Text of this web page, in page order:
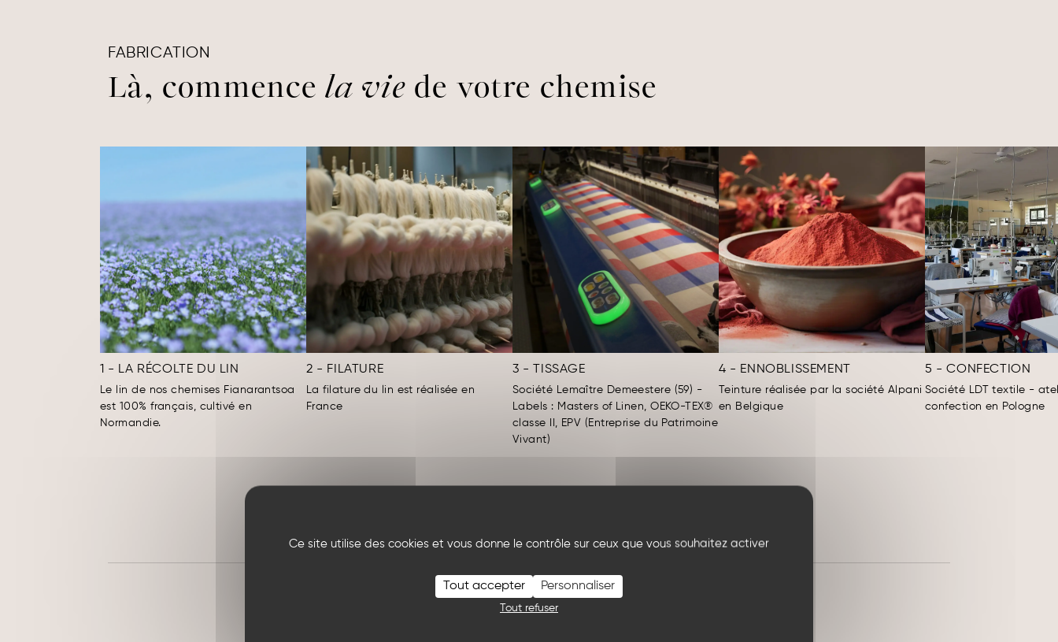
Ce site utilise des cookies et vous donne le contrôle sur ceux que vous souhaitez activer
Tout accepter
Tout refuser
Personnaliser
FABRICATION
Là, commencela vie de votre chemise
1 - LA RÉCOLTE DU LIN
Le lin de nos chemises Fianarantsoa
est 100% français, cultivé en
Normandie.
2 - FILATURE
La filature du lin est réalisée en
France
3 - TISSAGE
Société Lemaître Demeestere (59) -
Labels : Masters of Linen, OEKO-TEX®
classe II, EPV (Entreprise du Patrimoine
Vivant)
4 - ENNOBLISSEMENT
Teinture réalisée par la société Alpani
en Belgique
5 - CONFECTION
Société LDT textile -
confection en Pologne
À vous d’écrire la suite.